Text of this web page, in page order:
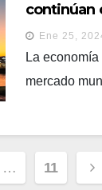
continúan
terminal
Ene 25,
La
mercado
… 11